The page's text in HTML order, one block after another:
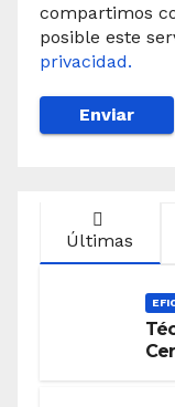
compartimos
posible este
privacidad.
Últimas